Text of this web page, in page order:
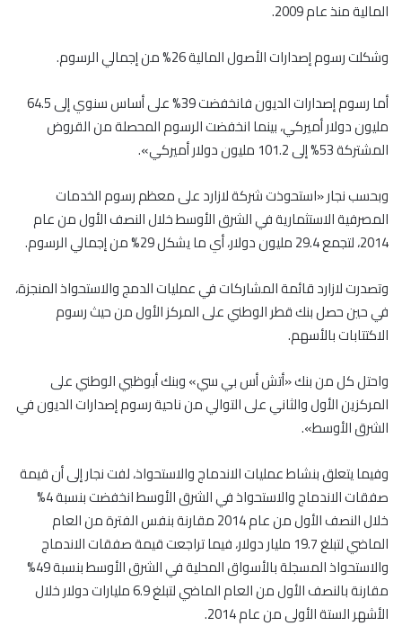
المالية منذ عام 2009.
وشكلت رسوم إصدارات الأصول المالية 26% من إجمالي الرسوم.
أما رسوم إصدارات الديون فانخفضت 39% على أساس سنوي إلى 64.5
مليون دولار أميركي، بينما انخفضت الرسوم المحصلة من القروض
المشتركة 53% إلى 101.2 مليون دولار أميركي».
وبحسب نجار «استحوذت شركة لازارد على معظم رسوم الخدمات
المصرفية الاستثمارية في الشرق الأوسط خلال النصف الأول من عام
2014، لتجمع 29.4 مليون دولار، أي ما يشكل 29% من إجمالي الرسوم.
وتصدرت لازارد قائمة المشاركات في عمليات الدمج والاستحواذ المنجزة،
في حين حصل بنك قطر الوطني على المركز الأول من حيث رسوم
الاكتتابات بالأسهم.
واحتل كل من بنك «أتش أس بي سي» وبنك أبوظبي الوطني على
المركزين الأول والثاني على التوالي من ناحية رسوم إصدارات الديون في
الشرق الأوسط».
وفيما يتعلق بنشاط عمليات الاندماج والاستحواذ، لفت نجار إلى أن قيمة
صفقات الاندماج والاستحواذ في الشرق الأوسط انخفضت بنسبة 4%
خلال النصف الأول من عام 2014 مقارنة بنفس الفترة من العام
الماضي لتبلغ 19.7 مليار دولار، فيما تراجعت قيمة صفقات الاندماج
والاستحواذ المسجلة بالأسواق المحلية في الشرق الأوسط بنسبة 49%
مقارنة بالنصف الأول من العام الماضي لتبلغ 6.9 مليارات دولار خلال
الأشهر الستة الأولى من عام 2014.